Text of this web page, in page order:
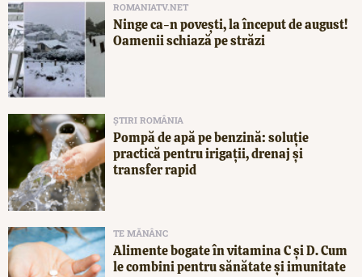
ROMANIATV.NET
Ninge ca-n povești, la început de august!
Oamenii schiază pe străzi
ȘTIRI ROMÂNIA
Pompă de apă pe benzină: soluție
practică pentru irigații, drenaj și
transfer rapid
TE MĂNÂNC
Alimente bogate în vitamina C și D. Cum
le combini pentru sănătate și imunitate